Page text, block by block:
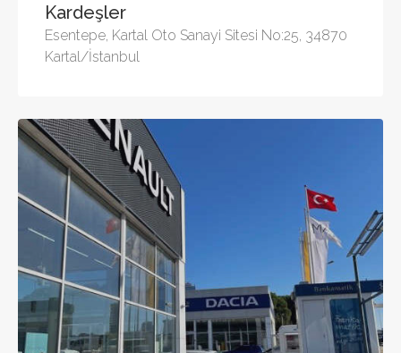
Kardeşler
Esentepe, Kartal Oto Sanayi Sitesi No:25, 34870
Kartal/İstanbul